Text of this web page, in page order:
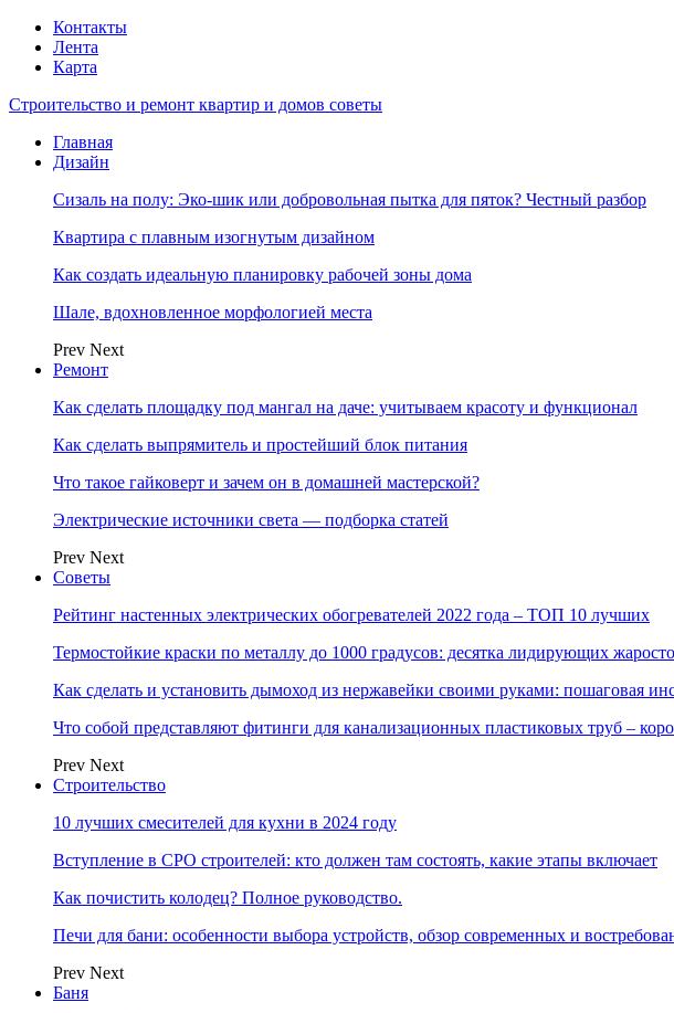
Контакты
Лента
Карта
Строительство и ремонт квартир и домов советы
Главная
Дизайн
Сизаль на полу: Эко-шик или добровольная пытка для пяток? Честный разбор
Квартира с плавным изогнутым дизайном
Как создать идеальную планировку рабочей зоны дома
Шале, вдохновленное морфологией места
Prev Next
Ремонт
Как сделать площадку под мангал на даче: учитываем красоту и функционал
Как сделать выпрямитель и простейший блок питания
Что такое гайковерт и зачем он в домашней мастерской?
Электрические источники света — подборка статей
Prev Next
Советы
Рейтинг настенных электрических обогревателей 2022 года – ТОП 10 лучших
Термостойкие краски по металлу до 1000 градусов: десятка лидирующих
Как сделать и установить дымоход из нержавейки своими руками: пошаговая
Что собой представляют фитинги для канализационных пластиковых труб –
Prev Next
Строительство
10 лучших смесителей для кухни в 2024 году
Вступление в СРО строителей: кто должен там состоять, какие этапы включает
Как почистить колодец? Полное руководство.
Печи для бани: особенности выбора устройств, обзор современных и
Prev Next
Баня